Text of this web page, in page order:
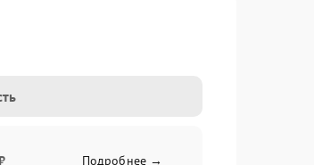
Подробнее →